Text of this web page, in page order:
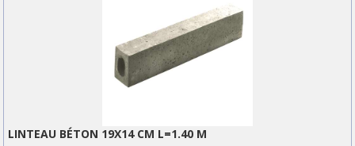
LINTEAU BÉTON 19X14 CM L=1.40 M